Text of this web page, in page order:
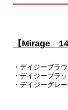
【Mirage
・デイジーブラ
・デイジーブラ
・デイジーグレー